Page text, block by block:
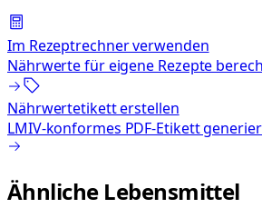
Im Rezeptrechner verwenden
Nährwerte für eigene Rezepte
Nährwertetikett erstellen
LMIV-konformes PDF-Etikett
Ähnliche Lebensmittel